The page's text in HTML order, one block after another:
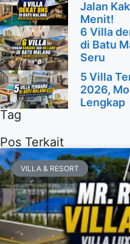
Jalan
Menit!
6 Villa
di Batu
Seru
5 Villa
2026,
Lengkap
Tag
Pos Terkait
VILLA & RESORT